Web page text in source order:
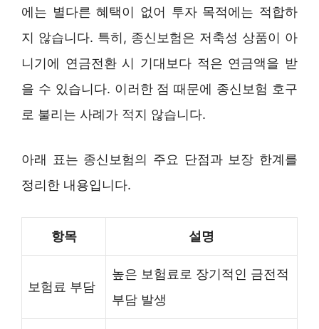
에는 별다른 혜택이 없어 투자 목적에는 적합하
지 않습니다. 특히, 종신보험은 저축성 상품이 아
니기에 연금전환 시 기대보다 적은 연금액을 받
을 수 있습니다. 이러한 점 때문에 종신보험 호구
로 불리는 사례가 적지 않습니다.
아래 표는 종신보험의 주요 단점과 보장 한계를
정리한 내용입니다.
항목 설명
보험료 부담
높은 보험료로 장기적인 금전적
부담 발생